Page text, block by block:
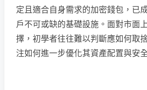
定且適合自身需求的加密錢包，已
戶不可或缺的基礎設施。面對市面
擇，初學者往往難以判斷應如何取
注如何進一步優化其資產配置與安